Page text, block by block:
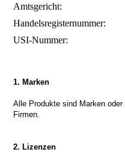
Amtsgericht:
Handelsregisternummer:
USI-Nummer:
1. Marken
Alle Produkte sind Marken
Firmen.
2. Lizenzen